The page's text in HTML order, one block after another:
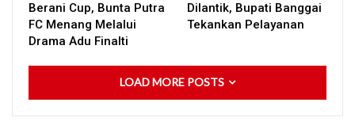
Berani Cup, Bunta Putra
FC Menang Melalui
Drama Adu Finalti
Dilantik, Bupati Banggai
Tekankan Pelayanan
LOAD MORE POSTS